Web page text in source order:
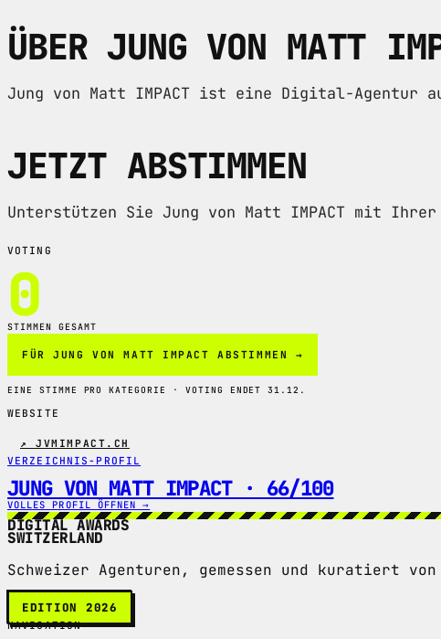
ÜBER JUNG VON MATT
Jung von Matt IMPACT ist eine Digital-Agentur
JETZT ABSTIMMEN
Unterstützen Sie Jung von Matt IMPACT mit
VOTING
0
STIMMEN GESAMT
FÜR JUNG VON MATT IMPACT ABSTIMMEN →
EINE STIMME PRO KATEGORIE · VOTING ENDET 31.12.
WEBSITE
↗ JVMIMPACT.CH
VERZEICHNIS-PROFIL
JUNG VON MATT IMPACT · 66/100
VOLLES PROFIL ÖFFNEN →
DIGITAL AWARDS
SWITZERLAND
Schweizer Agenturen, gemessen und kuratiert
EDITION 2026
NAVIGATION